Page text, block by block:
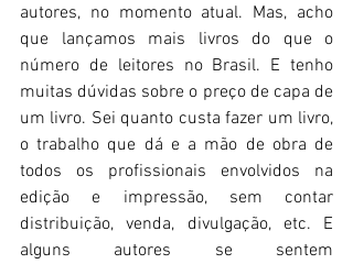
autores, no momento atual. Mas, acho
que lançamos mais livros do que o
número de leitores no Brasil. E tenho
muitas dúvidas sobre o preço de capa de
um livro. Sei quanto custa fazer um livro,
o trabalho que dá e a mão de obra de
todos os profissionais envolvidos na
edição e impressão, sem contar
distribuição, venda, divulgação, etc. E
alguns autores se sentem